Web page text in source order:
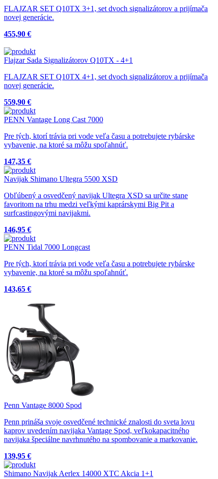
FLAJZAR SET Q10TX 3+1, set dvoch signalizátorov a prijímača
novej generácie.
455,90 €
Flajzar Sada Signalizátorov Q10TX - 4+1
FLAJZAR SET Q10TX 4+1, set dvoch signalizátorov a prijímača
novej generácie.
559,90 €
PENN Vantage Long Cast 7000
Pre tých, ktorí trávia pri vode veľa času a potrebujete rybárske
vybavenie, na ktoré sa môžu spoľahnúť.
147,35 €
Navijak Shimano Ultegra 5500 XSD
Obľúbený a osvedčený navijak Ultegra XSD sa určite stane
favoritom na trhu medzi veľkými kaprárskymi Big Pit a
surfcastingovými navijakmi.
146,95 €
PENN Tidal 7000 Longcast
Pre tých, ktorí trávia pri vode veľa času a potrebujete rybárske
vybavenie, na ktoré sa môžu spoľahnúť.
143,65 €
Penn Vantage 8000 Spod
Penn prináša svoje osvedčené technické znalosti do sveta lovu
kaprov uvedením navijaka Vantage Spod, veľkokapacitného
navijaka špeciálne navrhnutého na spombovanie a markovanie.
139,95 €
Shimano Navijak Aerlex 14000 XTC Akcia 1+1